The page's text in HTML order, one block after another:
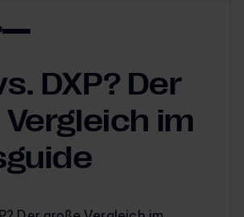
DXP? Der
im